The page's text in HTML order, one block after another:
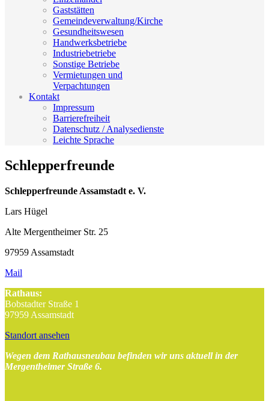
Gaststätten
Gemeindeverwaltung/Kirche
Gesundheitswesen
Handwerksbetriebe
Industriebetriebe
Sonstige Betriebe
Vermietungen und
Verpachtungen
Kontakt
Impressum
Barrierefreiheit
Datenschutz / Analysedienste
Leichte Sprache
Schlepperfreunde
Schlepperfreunde Assamstadt e. V.
Lars Hügel
Alte Mergentheimer Str. 25
97959 Assamstadt
Mail
Rathaus:
Bobstadter Straße 1
97959 Assamstadt
Standort ansehen
Wegen dem Rathausneubau befinden wir uns aktuell in der
Mergentheimer Straße 6.